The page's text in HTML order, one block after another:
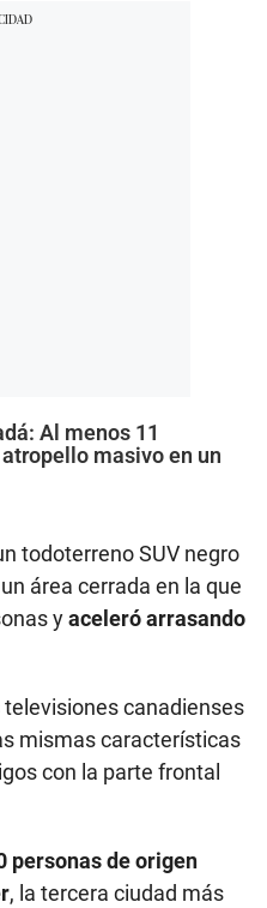
Al menos 11
masivo en un
todoterreno SUV negro
área cerrada en la que
yaceleró arrasando
canadienses
mismas características
con la parte frontal
personas de origen
, la tercera ciudad más